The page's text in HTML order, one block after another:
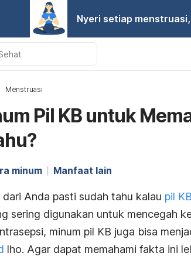
Nyeri setiap
Menstruasi
Pil KB untuk
minum Manfaat lain
Anda pasti sudah tahu kalau pil KB
sering digunakan untuk mencegah
minum pil KB juga bisa
lho. Agar dapat memahami fakta ini